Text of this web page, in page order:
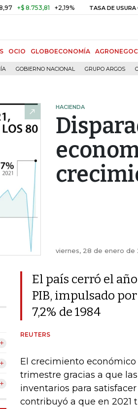
8.753,81 +2,19% TASA DE USURA
OCIO GLOBOECONOMÍA
GOBIERNO NACIONAL GRUPO ARGOS
HACIENDA
viernes, 28 de enero de
El país cerró el
PIB, impulsado
7,2% de 1984
REUTERS
El crecimiento
trimestre gracias a que
inventarios para
contribuyó a que en 2021